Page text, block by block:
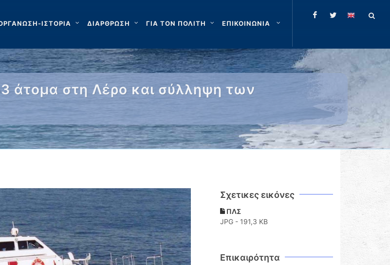
ΙΣΤΟΡΙΑ ΔΙΑΡΘΡΩΣΗ ΓΙΑ ΤΟΝ ΠΟΛΙΤΗ ΕΠΙΚΟΙΝΩΝΙΑ
άτομα στη Λέρο και σύλληψη των
Σχετικες εικόνες
ΠΛΣ
JPG - 191,3 KB
Επικαιρότητα